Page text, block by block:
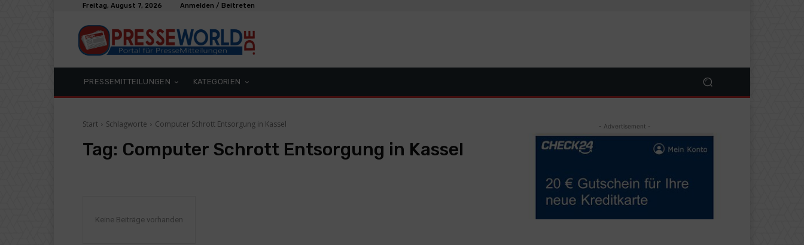
Freitag, August 7, 2026 Anmelden / Beitreten
PRESSEMITTEILUNGEN KATEGORIEN
Start Schlagworte Computer Schrott Entsorgung in Kassel
Tag: Computer Schrott Entsorgung in Kassel
Keine Beiträge vorhanden
- Advertisement -